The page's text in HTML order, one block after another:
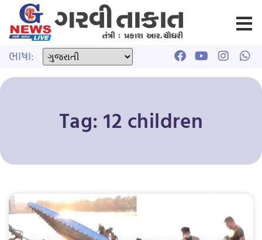
ભાષા:
Tag: 12 children